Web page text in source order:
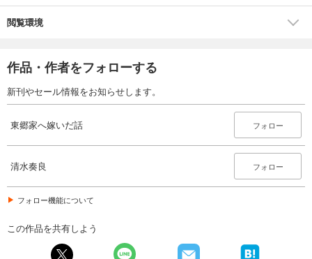
東郷家へ嫁いだ話 28
165円 (税込)
試し読み
あらすじを表示する
165円 (税込)
あらすじを表示する
閲覧環境
作品・作者をフォローする
新刊やセール情報をお知らせします。
東郷家へ嫁いだ話 フォロー
清水奏良 フォロー
フォロー機能について
この作品を共有しよう